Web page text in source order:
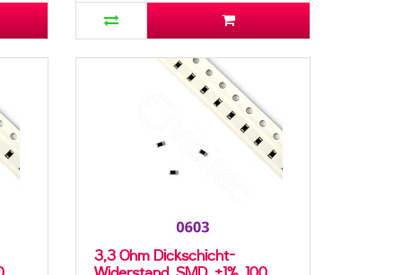
3,3 Ohm Dickschicht-